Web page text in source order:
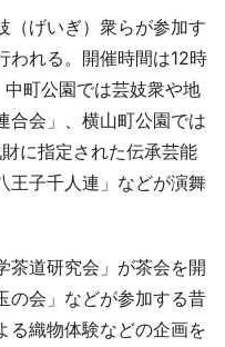
げいぎ）衆らが参加す
われる。開催時間は12時
町公園では芸妓衆や地
合会」、横山町公園では
に指定された伝承芸能
王子千人連」などが演舞
道研究会」が茶会を開
の会」などが参加する昔
る織物体験などの企画を